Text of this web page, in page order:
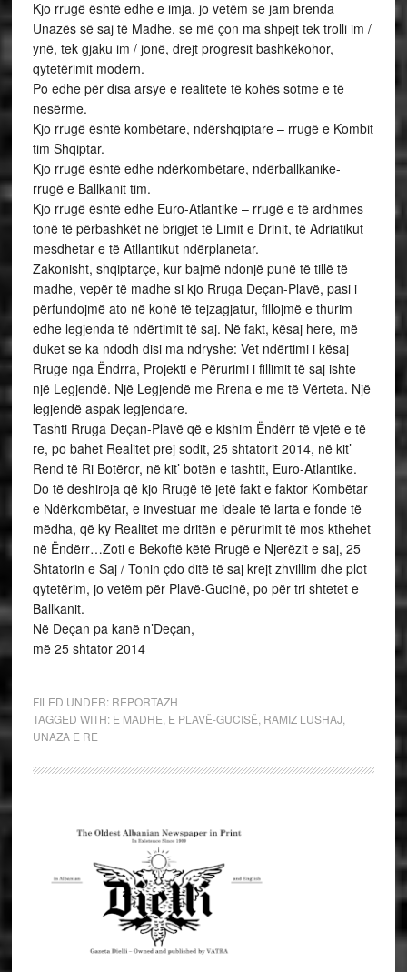
Kjo rrugë është edhe e imja, jo vetëm se jam brenda
Unazës së saj të Madhe, se më çon ma shpejt tek trolli im /
ynë, tek gjaku im / jonë, drejt progresit bashkëkohor,
qytetërimit modern.
Po edhe për disa arsye e realitete të kohës sotme e të
nesërme.
Kjo rrugë është kombëtare, ndërshqiptare – rrugë e Kombit
tim Shqiptar.
Kjo rrugë është edhe ndërkombëtare, ndërballkanike-
rrugë e Ballkanit tim.
Kjo rrugë është edhe Euro-Atlantike – rrugë e të ardhmes
tonë të përbashkët në brigjet të Limit e Drinit, të Adriatikut
mesdhetar e të Atllantikut ndërplanetar.
Zakonisht, shqiptarçe, kur bajmë ndonjë punë të tillë të
madhe, vepër të madhe si kjo Rruga Deçan-Plavë, pasi i
përfundojmë ato në kohë të tejzagjatur, fillojmë e thurim
edhe legjenda të ndërtimit të saj. Në fakt, kësaj here, më
duket se ka ndodh disi ma ndryshe: Vet ndërtimi i kësaj
Rruge nga Ëndrra, Projekti e Përurimi i fillimit të saj ishte
një Legjendë. Një Legjendë me Rrena e me të Vërteta. Një
legjendë aspak legjendare.
Tashti Rruga Deçan-Plavë që e kishim Ëndërr të vjetë e të
re, po bahet Realitet prej sodit, 25 shtatorit 2014, në kit’
Rend të Ri Botëror, në kit’ botën e tashtit, Euro-Atlantike.
Do të deshiroja që kjo Rrugë të jetë fakt e faktor Kombëtar
e Ndërkombëtar, e investuar me ideale të larta e fonde të
mëdha, që ky Realitet me dritën e përurimit të mos kthehet
në Ëndërr…Zoti e Bekoftë këtë Rrugë e Njerëzit e saj, 25
Shtatorin e Saj / Tonin çdo ditë të saj krejt zhvillim dhe plot
qytetërim, jo vetëm për Plavë-Gucinë, po për tri shtetet e
Ballkanit.
Në Deçan pa kanë n’Deçan,
më 25 shtator 2014
FILED UNDER: REPORTAZH
TAGGED WITH: E MADHE E PLAVË-GUCISË RAMIZ LUSHAJ
UNAZA E RE